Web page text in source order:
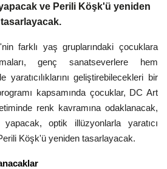
ve Perili Köşk'ü yeniden
tasarlayacak.
farklı yaş gruplarındaki çocuklara
genç sanatseverlere hem
yaratıcılıklarını geliştirebilecekleri bir
kapsamında çocuklar, DC Art
renk kavramına odaklanacak,
optik illüzyonlarla yaratıcı
Köşk'ü yeniden tasarlayacak.